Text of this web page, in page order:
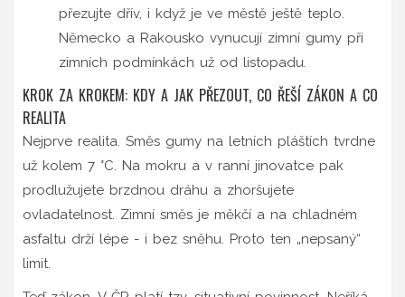
přezujte dřív, i když je ve městě ještě teplo.
Německo a Rakousko vynucují zimní gumy při
zimních podmínkách už od listopadu.
KROK ZA KROKEM: KDY A JAK PŘEZOUT, CO ŘEŠÍ ZÁKON A CO
REALITA
Nejprve realita. Směs gumy na letních pláštích tvrdne
už kolem 7 °C. Na mokru a v ranní jinovatce pak
prodlužujete brzdnou dráhu a zhoršujete
ovladatelnost. Zimní směs je měkčí a na chladném
asfaltu drží lépe - i bez sněhu. Proto ten „nepsaný“
limit.